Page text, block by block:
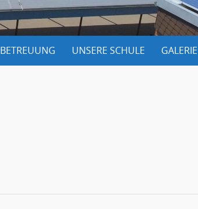
BETREUUNG UNSERE SCHULE GALERIE